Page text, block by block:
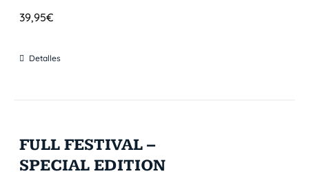
39,95€
Detalles
FULL FESTIVAL –
SPECIAL EDITION